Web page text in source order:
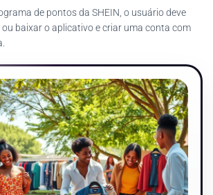
de pontos da SHEIN, o usuário deve
baixar o aplicativo e criar uma conta com